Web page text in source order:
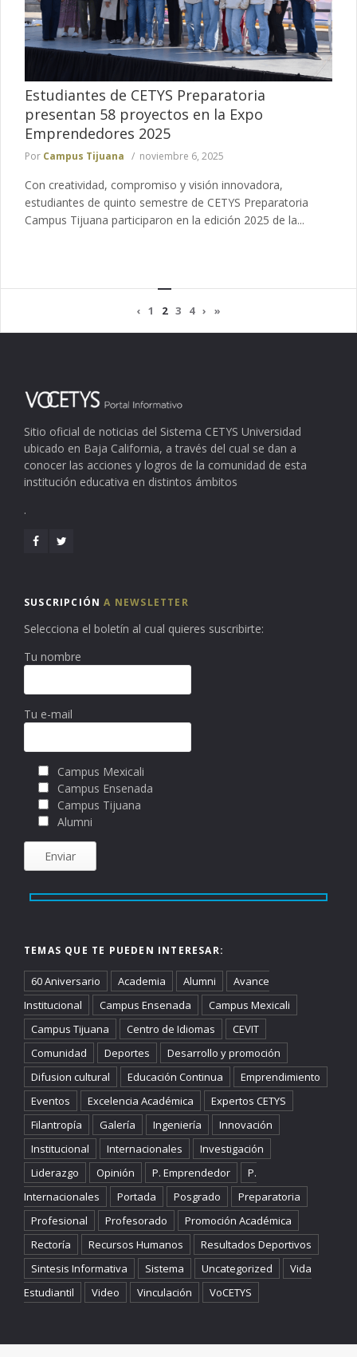
Estudiantes de CETYS Preparatoria
presentan 58 proyectos en la Expo
Emprendedores 2025
Por Campus Tijuana noviembre 6, 2025
Con creatividad, compromiso y visión innovadora,
estudiantes de quinto semestre de CETYS Preparatoria
Campus Tijuana participaron en la edición 2025 de la...
‹ 1 2 3 4 › »
Sitio oficial de noticias del Sistema CETYS Universidad
ubicado en Baja California, a través del cual se dan a
conocer las acciones y logros de la comunidad de esta
institución educativa en distintos ámbitos
.
SUSCRIPCIÓNA NEWSLETTER
Selecciona el boletín al cual quieres suscribirte:
Tu nombre
Tu e-mail
Campus Mexicali
Campus Ensenada
Campus Tijuana
Alumni
TEMAS QUE TE PUEDEN INTERESAR:
60 Aniversario Academia Alumni
Avance
Institucional
Campus Ensenada
Campus Mexicali
Campus Tijuana
Centro de Idiomas
CEVIT
Comunidad
Deportes
Desarrollo y promoción
Difusion cultural
Educación Continua
Emprendimiento
Eventos
Excelencia Académica
Expertos CETYS
Filantropía
Galería Ingeniería
Innovación
Institucional
Internacionales
Investigación
Liderazgo
Opinión P. Emprendedor
P.
Internacionales
Portada Posgrado
Preparatoria
Profesional
Profesorado
Promoción Académica
Rectoría
Recursos Humanos
Resultados Deportivos
Sintesis Informativa
Sistema Uncategorized
Vida
Estudiantil
Video Vinculación VoCETYS